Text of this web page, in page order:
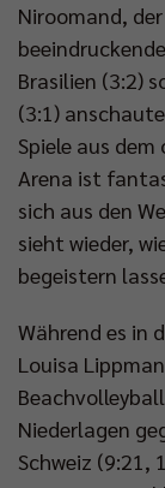
Niroomand,
Brasilien (3:2)
(3:1)
Spiele aus
Arena ist
sich aus den
sieht wieder,
begeistern
Während es in
Louisa
Niederlagen
Schweiz (9:21,